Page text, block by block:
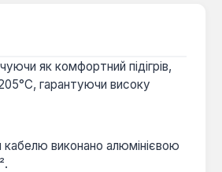
як комфортний підігрів,
гарантуючи високу
виконано алюмінієвою